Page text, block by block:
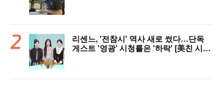
리센느, '전참시' 역사 새로 썼다…단독
게스트 '영광' 시청률은 '하락' [美친 시청